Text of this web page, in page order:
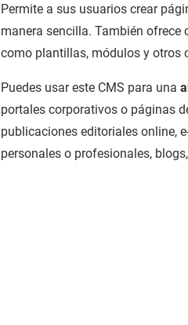
Permite a sus usuarios crear
manera sencilla. También ofrece
como plantillas, módulos y otros
Puedes usar este CMS para una
portales corporativos o páginas
publicaciones editoriales online,
personales o profesionales,